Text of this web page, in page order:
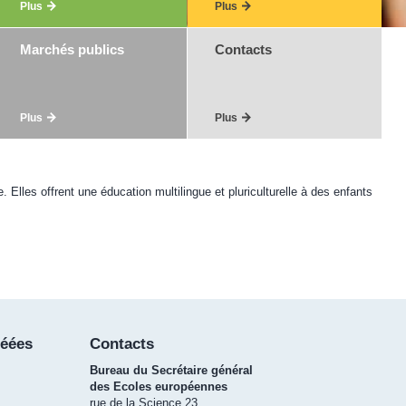
Plus Plus
Marchés publics
Plus
Contacts
Plus
Elles offrent une éducation multilingue et pluriculturelle à des enfants
Contacts
Bureau du Secrétaire général
des Ecoles européennes
rue de la Science 23